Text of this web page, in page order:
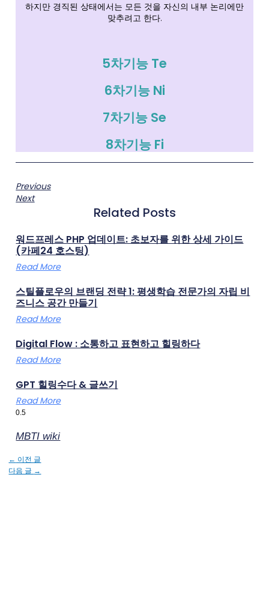
하지만 경직된 상태에서는 모든 것을 자신의 내부 논리에만
맞추려고 한다.
5차기능 Te
6차기능 Ni
7차기능 Se
8차기능 Fi
Previous
Next
Related Posts
워드프레스 PHP 업데이트: 초보자를 위한 상세 가이드
(카페24 호스팅)
Read More
스틸플로우의 브랜딩 전략 1: 평생학습 전문가의 자립 비
즈니스 공간 만들기
Read More
Digital Flow : 소통하고 표현하고 힐링하다
Read More
GPT 힐링수다 & 글쓰기
Read More
MBTI wiki
← 이전 글
다음 글 →